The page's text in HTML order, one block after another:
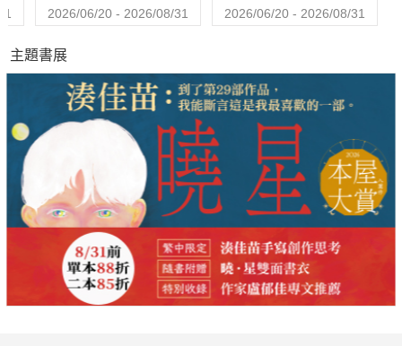
2026/06/20 - 2026/08/31 2026/06/20 - 2026/08/31
主題書展